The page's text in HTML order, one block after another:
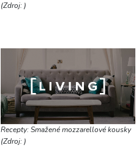
(Zdroj: )
Recepty: Smažené mozzarellové kousky
(Zdroj: )